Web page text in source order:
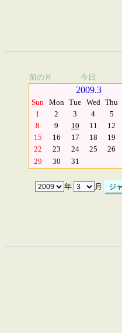
前の月 今日
2009.3
Sun Mon Tue Wed Thu
1
2 3 4 5
8
9 10 11 12
15
16 17 18 19
22
23 24 25 26
29
30 31
年 月